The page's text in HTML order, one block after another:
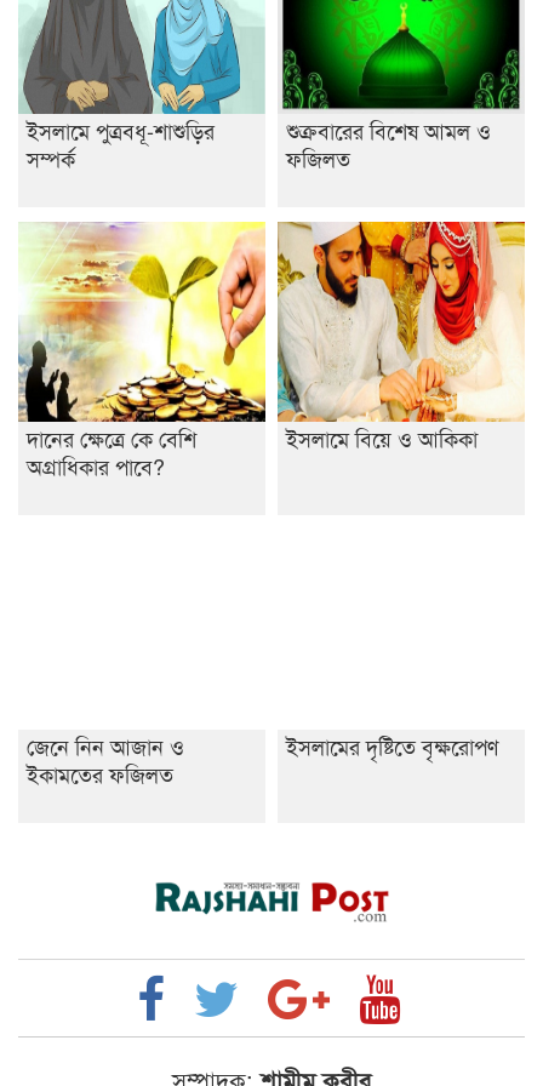
শেষ সময়ে ভোট কারচুরি অভিযোগ আবিদের
ইসলামে পুত্রবধূ-শাশুড়ির
সম্পর্ক
শুক্রবারের বিশেষ আমল ও
ফজিলত
দানের ক্ষেত্রে কে বেশি
অগ্রাধিকার পাবে?
ইসলামে বিয়ে ও আকিকা
জেনে নিন আজান ও
ইকামতের ফজিলত
ইসলামের দৃষ্টিতে বৃক্ষরোপণ